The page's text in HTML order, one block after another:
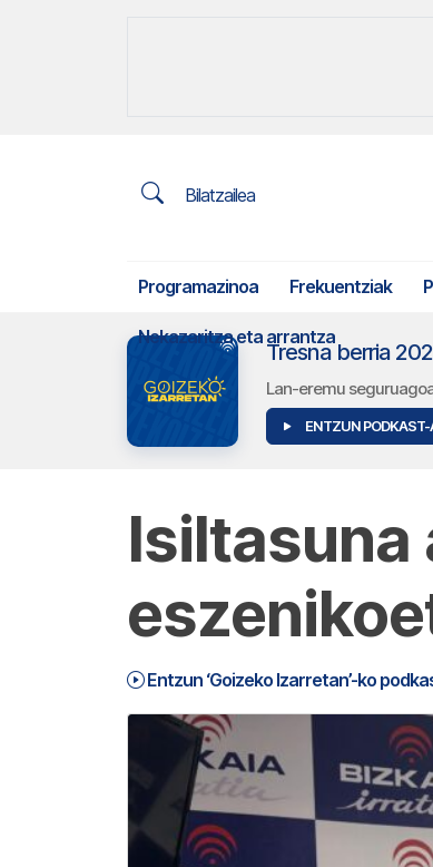
Bilatzailea
Programazinoa Frekuentziak
Nekazaritza eta arrantza
Tresna berria
Lan-eremu
ENTZUN PODKAST-
Isiltasuna
Entzun ‘Goizeko Izarretan’-ko